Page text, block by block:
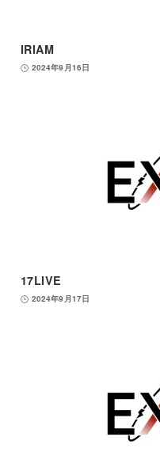
IRIAM
2024年9月16日
17LIVE
2024年9月17日